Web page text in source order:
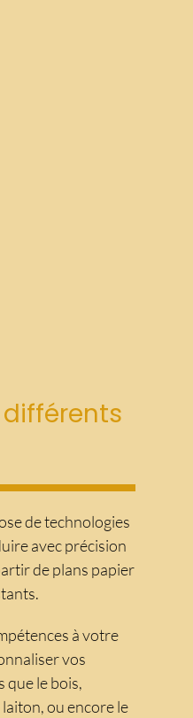
de technologies
avec précision
de plans papier
à votre
vos
que le bois,
laiton, ou encore le